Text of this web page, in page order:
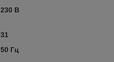
230 В
31
50 Гц